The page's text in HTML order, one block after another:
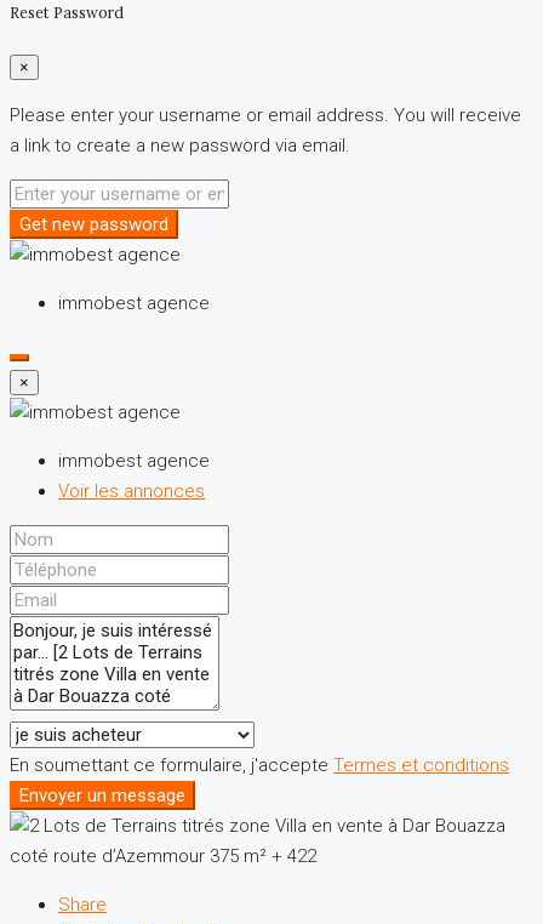
Reset Password
×
Please enter your username or email address. You will receive
a link to create a new password via email.
Get new password
immobest agence
×
immobest agence
Voir les annonces
En soumettant ce formulaire, j'accepte Termes et conditions
Envoyer un message
Share